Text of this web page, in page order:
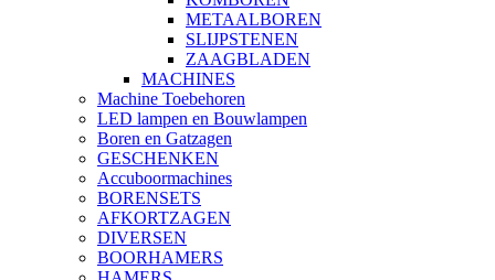
METAALBOREN
SLIJPSTENEN
ZAAGBLADEN
MACHINES
Machine Toebehoren
LED lampen en Bouwlampen
Boren en Gatzagen
GESCHENKEN
Accuboormachines
BORENSETS
AFKORTZAGEN
DIVERSEN
BOORHAMERS